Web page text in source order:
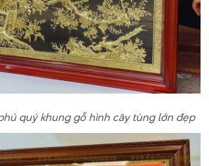
quý khung gỗ hình cây tùng lớn đẹp